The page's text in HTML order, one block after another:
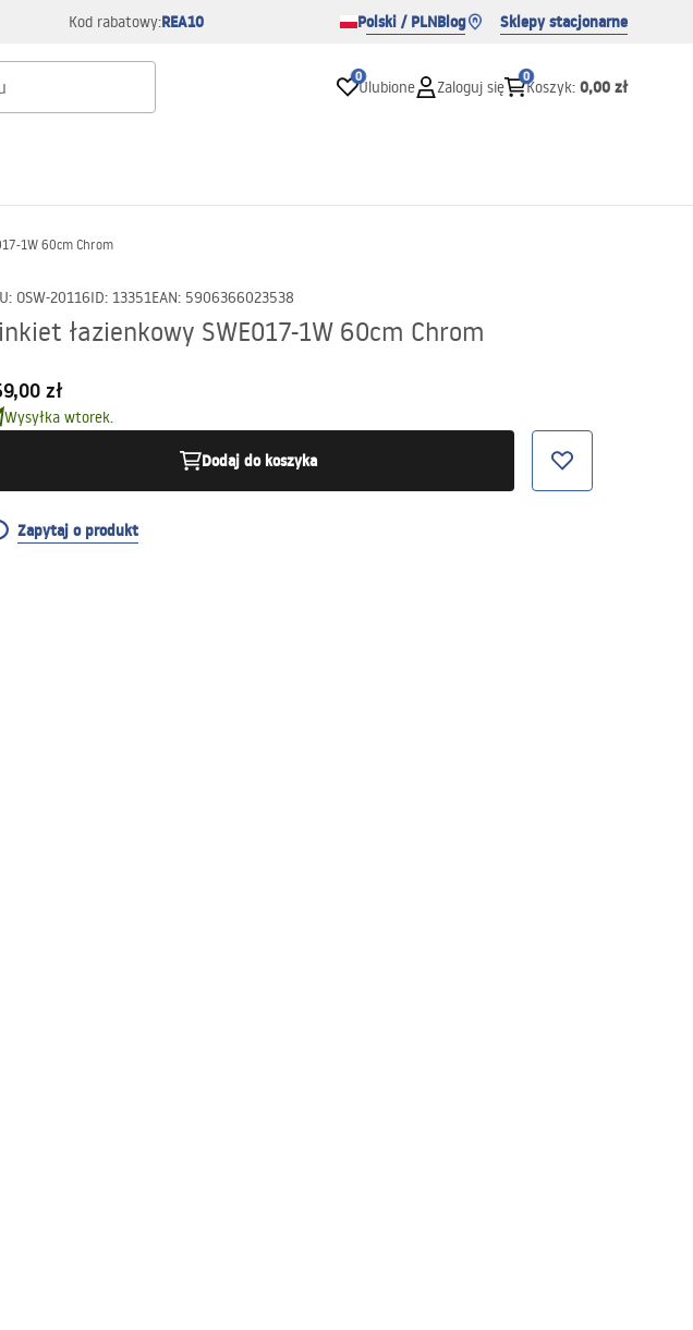
Kod rabatowy:REA10 Polski / PLNBlog Sklepy stacjonarne
0
Ulubione Zaloguj się
0
Koszyk: 0,00 zł
1W 60cm Chrom
: OSW-20116ID: 13351EAN: 5906366023538
łazienkowy SWE017-1W 60cm Chrom
zł
Wysyłka wtorek.
Dodaj do koszyka
Zapytaj o produkt